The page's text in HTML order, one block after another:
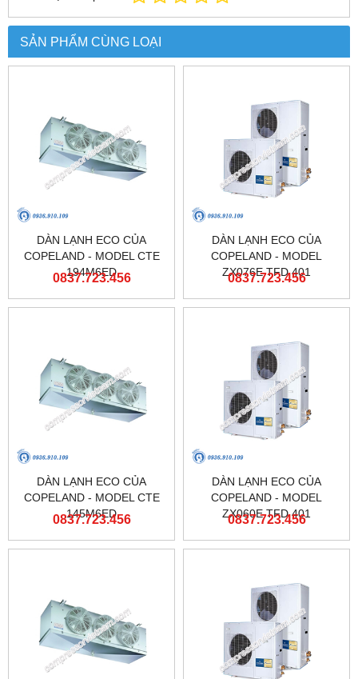
SẢN PHẨM CÙNG LOẠI
DÀN LẠNH ECO CỦA
COPELAND - MODEL CTE
194M6ED
0837.723.456
DÀN LẠNH ECO CỦA
COPELAND - MODEL
ZX076E TFD 401
0837.723.456
DÀN LẠNH ECO CỦA
COPELAND - MODEL CTE
145M6ED
0837.723.456
DÀN LẠNH ECO CỦA
COPELAND - MODEL
ZX060E TFD 401
0837.723.456